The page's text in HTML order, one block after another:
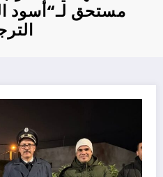
مستحق لـ“أسود